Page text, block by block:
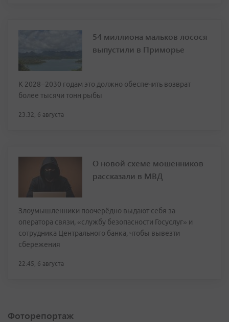
54 миллиона мальков лосося
выпустили в Приморье
К 2028–2030 годам это должно обеспечить возврат
более тысячи тонн рыбы
23:32, 6 августа
О новой схеме мошенников
рассказали в МВД
Злоумышленники поочерёдно выдают себя за
оператора связи, «службу безопасности Госуслуг» и
сотрудника Центрального банка, чтобы вывезти
сбережения
22:45, 6 августа
Фоторепортаж